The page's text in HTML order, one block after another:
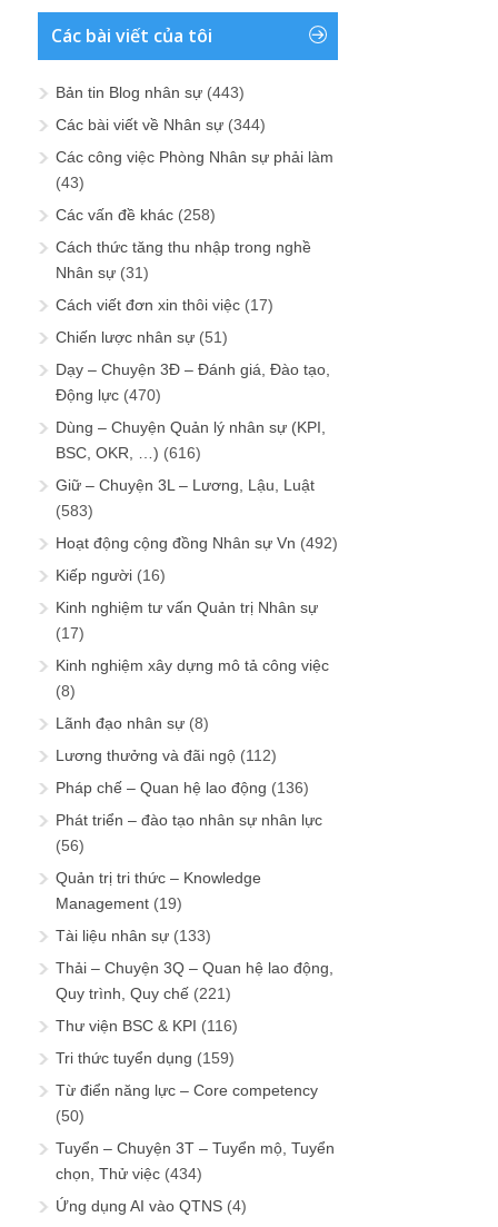
Các bài viết của tôi
Bản tin Blog nhân sự (443)
Các bài viết về Nhân sự (344)
Các công việc Phòng Nhân sự phải làm
(43)
Các vấn đề khác (258)
Cách thức tăng thu nhập trong nghề
Nhân sự (31)
Cách viết đơn xin thôi việc (17)
Chiến lược nhân sự (51)
Dạy – Chuyện 3Đ – Đánh giá, Đào tạo,
Động lực (470)
Dùng – Chuyện Quản lý nhân sự (KPI,
BSC, OKR, …) (616)
Giữ – Chuyện 3L – Lương, Lậu, Luật
(583)
Hoạt động cộng đồng Nhân sự Vn (492)
Kiếp người (16)
Kinh nghiệm tư vấn Quản trị Nhân sự
(17)
Kinh nghiệm xây dựng mô tả công việc
(8)
Lãnh đạo nhân sự (8)
Lương thưởng và đãi ngộ (112)
Pháp chế – Quan hệ lao động (136)
Phát triển – đào tạo nhân sự nhân lực
(56)
Quản trị tri thức – Knowledge
Management (19)
Tài liệu nhân sự (133)
Thải – Chuyện 3Q – Quan hệ lao động,
Quy trình, Quy chế (221)
Thư viện BSC & KPI (116)
Tri thức tuyển dụng (159)
Từ điển năng lực – Core competency
(50)
Tuyển – Chuyện 3T – Tuyển mộ, Tuyển
chọn, Thử việc (434)
Ứng dụng AI vào QTNS (4)